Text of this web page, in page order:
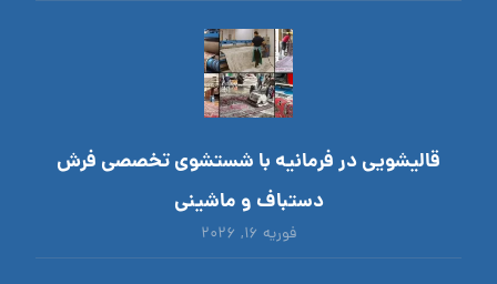
قالیشویی در فرمانیه با شستشوی تخصصی فرش
دستباف و ماشینی
فوریه ۱۶, ۲۰۲۶